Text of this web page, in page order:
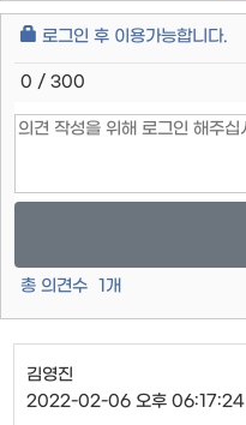
로그인 후 이용가능합니다.
0 / 300
총 의견수 1 개
김영진
2022-02-06 오후 06:17:24